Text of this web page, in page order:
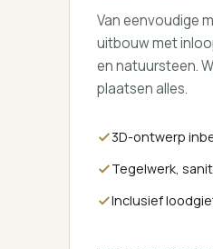
Van eenvoudige
uitbouw met
en natuursteen.
plaatsen alles.
3D-ontwerp
Tegelwerk,
Inclusief